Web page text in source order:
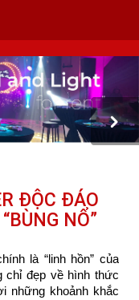
/ Tel : +84 243 785 8551
vietlinkevent.com
ĐỘC ĐÁO
NỔ”
là “linh hồn” của
chỉ đẹp về hình thức
những khoảnh khắc